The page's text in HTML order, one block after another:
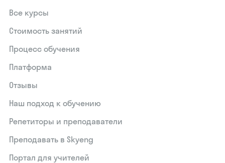
Все курсы
Стоимость занятий
Процесс обучения
Платформа
Отзывы
Наш подход к обучению
Репетиторы и преподаватели
Преподавать в Skyeng
Портал для учителей